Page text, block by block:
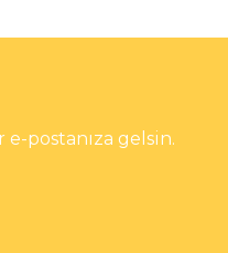
postanıza gelsin.